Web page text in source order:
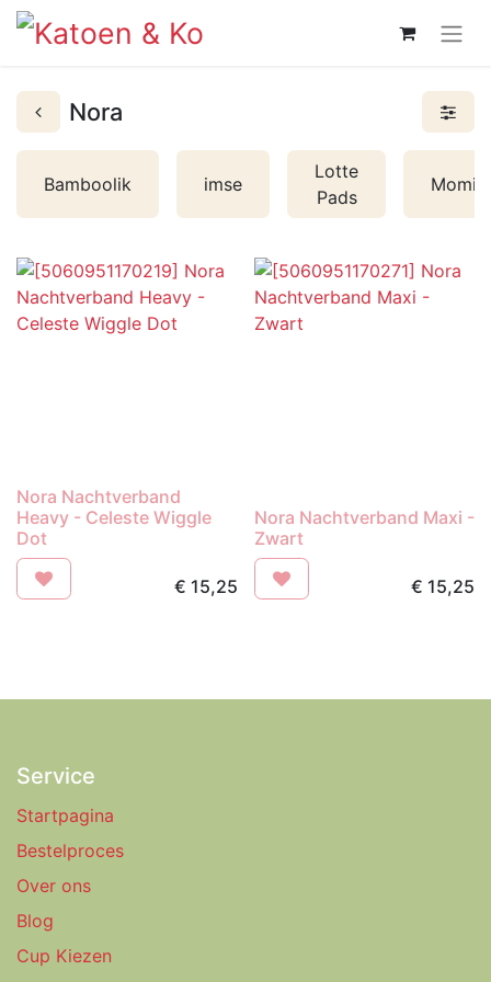
Nora
Bamboolik imse
Lotte
Pads
Momiji
Nora Nachtverband
Heavy - Celeste Wiggle
Dot
€ 15,25
Nora Nachtverband Maxi -
Zwart
€ 15,25
Service
Startpagina
Bestelproces
Over ons
Blog
Cup Kiezen